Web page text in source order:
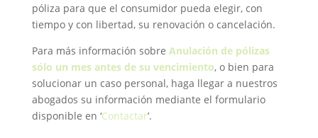
póliza para que el consumidor pueda elegir, con
tiempo y con libertad, su renovación o cancelación.
Para más información sobre Anulación de pólizas
sólo un mes antes de su vencimiento, o bien para
solucionar un caso personal, haga llegar a nuestros
abogados su información mediante el formulario
disponible en ‘Contactar’.